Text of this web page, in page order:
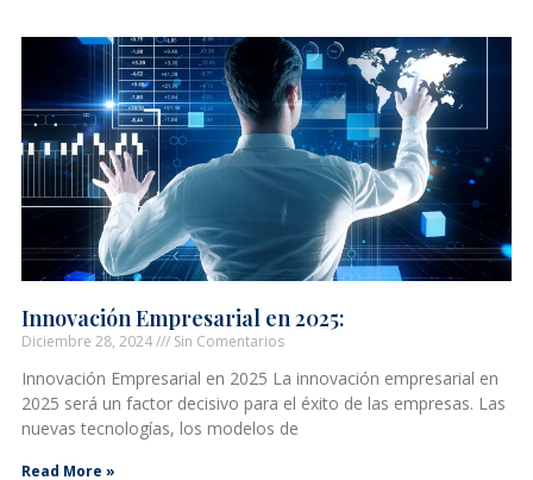
Innovación Empresarial en 2025:
Diciembre 28, 2024 Sin Comentarios
Innovación Empresarial en 2025 La innovación empresarial en
2025 será un factor decisivo para el éxito de las empresas. Las
nuevas tecnologías, los modelos de
Read More »